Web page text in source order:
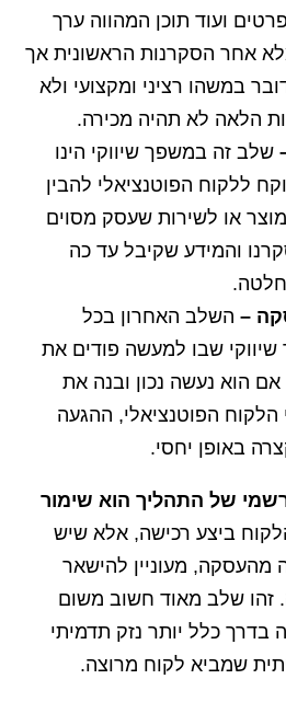
ועוד תוכן המהווה ערך
אחר הסקרנות הראשונית אך
במשהו רציני ומקצועי ולא
הלאה לא תהיה מכירה.
שלב זה במשפך שיווקי הינו
ללקוח הפוטנציאלי להבין
או לשירות שעסק מסוים
והמידע שקיבל עד כה
– השלב האחרון בכל
שבו למעשה פודים את
הוא נעשה נכון ובנה את
הלקוח הפוטנציאלי, ההגעה
באופן יחסי.
של התהליך הוא שימור
ביצע רכישה, אלא שיש
מהעסקה, מעוניין להישאר
זהו שלב מאוד חשוב משום
כלל יותר נזק תדמיתי
שמביא לקוח מרוצה.